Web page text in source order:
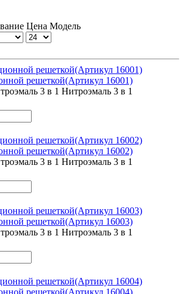
Цена Модель
решеткой(Артикул 16001)
3 в 1 Нитроэмаль 3 в 1
решеткой(Артикул 16002)
3 в 1 Нитроэмаль 3 в 1
решеткой(Артикул 16003)
3 в 1 Нитроэмаль 3 в 1
решеткой(Артикул 16004)